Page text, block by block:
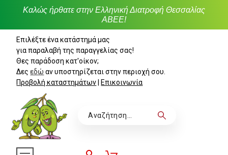
Καλώς ήρθατε στην Ελληνική Διατροφή Θεσσαλίας
ΑΒΕΕ!
Επιλέξτε ένα κατάστημά μας
για παραλαβή της παραγγελίας σας!
Θες παράδοση κατ'οίκον;
Δεςεδώ αν υποστηρίζεται στην περιοχή σου.
Προβολή καταστημάτων
Επικοινωνία